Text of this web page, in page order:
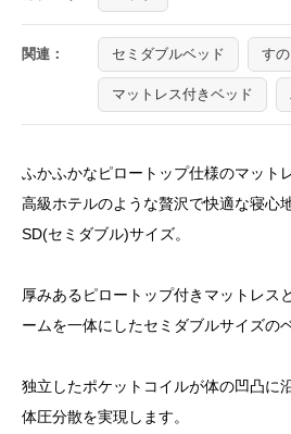
関連： セミダブルベッド す
マットレス付きベッド
ふかふかなピロートップ仕様のマット
高級ホテルのような贅沢で快適な寝心
SD(セミダブル)サイズ。
厚みあるピロートップ付きマットレス
ームを一体にしたセミダブルサイズの
独立したポケットコイルが体の凹凸に
体圧分散を実現します。